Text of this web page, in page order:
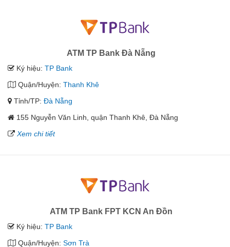
ATM TP Bank Đà Nẵng
Ký hiệu: TP Bank
Quận/Huyện: Thanh Khê
Tỉnh/TP: Đà Nẵng
155 Nguyễn Văn Linh, quận Thanh Khê, Đà Nẵng
Xem chi tiết
ATM TP Bank FPT KCN An Đồn
Ký hiệu: TP Bank
Quận/Huyện: Sơn Trà